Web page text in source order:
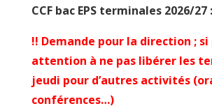
CCF bac EPS terminales 2026/27 :
!! Demande pour la direction ; si
attention à ne pas libérer les
jeudi pour d’autres activités
conférences…)